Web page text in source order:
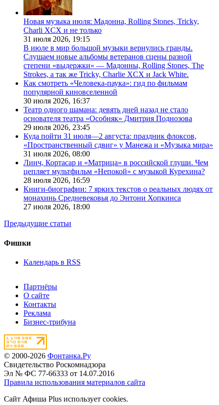
Новая музыка июля: Мадонна, Rolling Stones, Tricky,
Charli XCX и не только
31 июля 2026, 19:15
В июле в мир большой музыки вернулись гранды.
Слушаем новые альбомы ветеранов сцены разной
степени «выдержки» — Мадонны, Rolling Stones, The
Strokes, а так же Tricky, Charlie XCX и Jack White.
Как смотреть «Человека-паука»: гид по фильмам
популярной киновселенной
30 июля 2026, 16:37
Театр одного шамана: девять дней назад не стало
основателя театра «Особняк» Дмитрия Поднозова
29 июля 2026, 23:45
Куда пойти 31 июля—2 августа: праздник флоксов,
«Пространственный сдвиг» у Манежа и «Музыка мира»
31 июля 2026, 08:00
Линч, Кортасар и «Матрица» в российской глуши. Чем
цепляет мультфильм «Непокой» с музыкой Курехина?
28 июля 2026, 16:59
Книги-биографии: 7 ярких текстов о реальных людях от
монахинь Средневековья до Энтони Хопкинса
27 июля 2026, 18:00
Предыдущие статьи
Фишки
Календарь в RSS
Партнёры
О сайте
Контакты
Реклама
Бизнес-трибуна
© 2000-2026 Фонтанка.Ру
Свидетельство Роскомнадзора
Эл № ФС 77-66333 от 14.07.2016
Правила использования материалов сайта
Сайт Афиша Plus использует cookies.